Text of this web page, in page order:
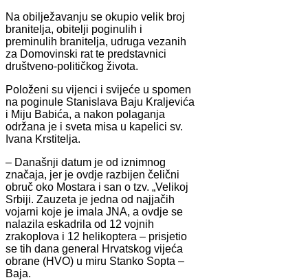
Na obilježavanju se okupio velik broj
branitelja, obitelji poginulih i
preminulih branitelja, udruga vezanih
za Domovinski rat te predstavnici
društveno-političkog života.
Položeni su vijenci i svijeće u spomen
na poginule Stanislava Baju Kraljevića
i Miju Babića, a nakon polaganja
održana je i sveta misa u kapelici sv.
Ivana Krstitelja.
– Današnji datum je od iznimnog
značaja, jer je ovdje razbijen čelični
obruč oko Mostara i san o tzv. „Velikoj
Srbiji. Zauzeta je jedna od najjačih
vojarni koje je imala JNA, a ovdje se
nalazila eskadrila od 12 vojnih
zrakoplova i 12 helikoptera – prisjetio
se tih dana general Hrvatskog vijeća
obrane (HVO) u miru Stanko Sopta –
Baja.